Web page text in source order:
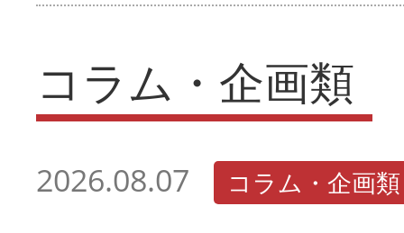
コラム・企画類
2026.08.07 コラム・企画類